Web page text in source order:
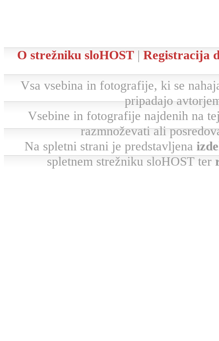
O strežniku sloHOST| Registracija
Vsa vsebina in fotografije, ki se
pripadajo
Vsebine in fotografije najdenih na
razmnoževati ali
Na spletni strani je predstavljena
spletnem strežniku sloHOST ter